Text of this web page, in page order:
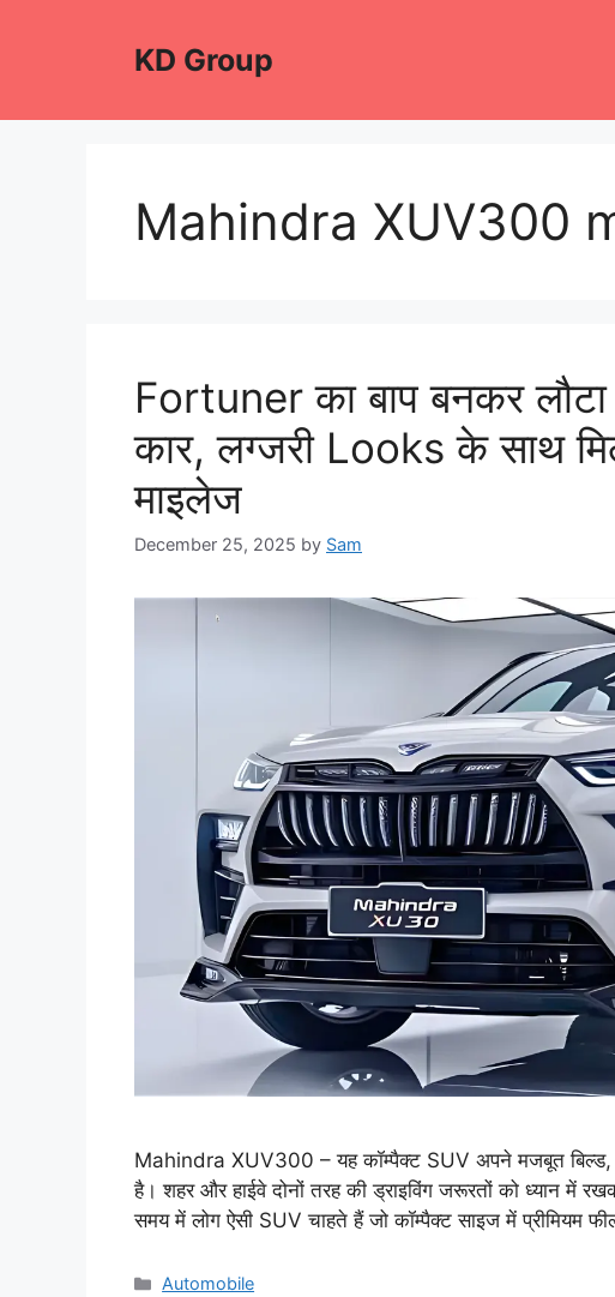
KD Group
Mahindra XUV300
Fortuner का बाप बनकर
कार, लग्जरी Looks के साथ
माइलेज
December 25, 2025 by Sam
Mahindra XUV300 – यह कॉम्पैक्ट SUV अपने मजबूत बिल्ड,
है। शहर और हाईवे दोनों तरह की ड्राइविंग जरूरतों को ध्यान में
समय में लोग ऐसी SUV चाहते हैं जो कॉम्पैक्ट साइज में प्रीमियम
Categories
Automobile